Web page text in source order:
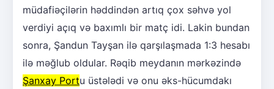
müdafiəçilərin həddindən artıq çox səhvə yol
verdiyi açıq və baxımlı bir matç idi. Lakin bundan
sonra, Şandun Tayşan ilə qarşılaşmada 1:3 hesabı
ilə məğlub oldular. Rəqib meydanın mərkəzində
Şanxay Portu üstələdi və onu əks-hücumdakı